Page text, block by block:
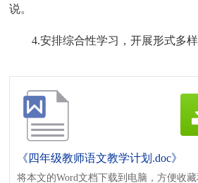
说。
4.安排综合性学习，开展形式多
《四年级教师语文教学计划.doc》
将本文的Word文档下载到电脑，方便收